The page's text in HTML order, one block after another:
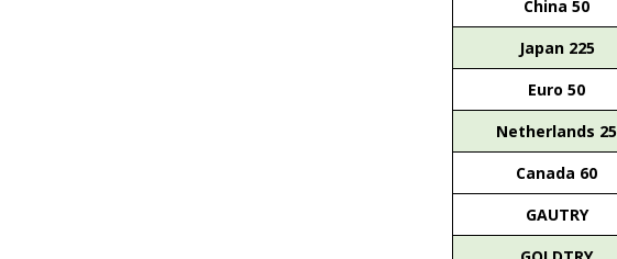
China 50
Japan 225
Euro 50
Netherlands 25
Canada 60
GAUTRY